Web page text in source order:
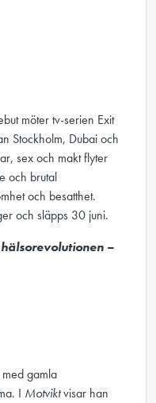
möter tv-serien Exit
Stockholm, Dubai och
sex och makt flyter
och brutal
och besatthet.
och släpps 30 juni.
–
gamla
I Motviktvisar han